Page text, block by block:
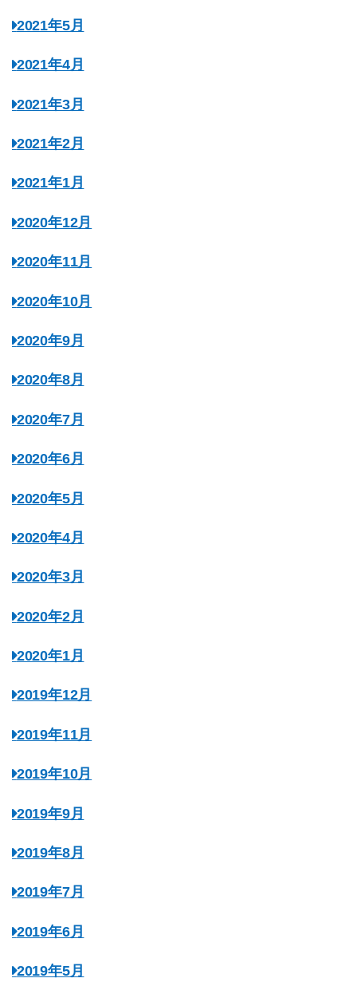
2021年5月
2021年4月
2021年3月
2021年2月
2021年1月
2020年12月
2020年11月
2020年10月
2020年9月
2020年8月
2020年7月
2020年6月
2020年5月
2020年4月
2020年3月
2020年2月
2020年1月
2019年12月
2019年11月
2019年10月
2019年9月
2019年8月
2019年7月
2019年6月
2019年5月